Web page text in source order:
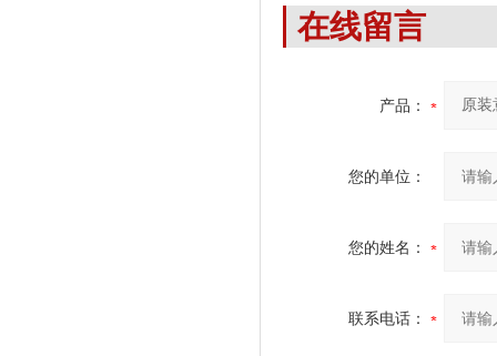
在线留言
产品：
您的单位：
您的姓名：
联系电话：